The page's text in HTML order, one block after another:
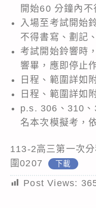
開始60 分鐘內不
入場至考試開始
不得書寫、劃記
考試開始鈴響時
響畢，應即停止
日程、範圍詳如
日程、範圍詳如
p.s. 306、310
名本次模擬考，
113-2高三第一次
圍0207
下載
Post Views: